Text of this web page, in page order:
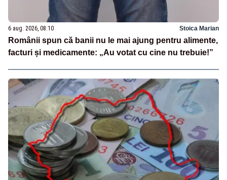
6 aug. 2026, 08:10 Stoica Marian
Românii spun că banii nu le mai ajung pentru alimente,
facturi și medicamente: „Au votat cu cine nu trebuie!”